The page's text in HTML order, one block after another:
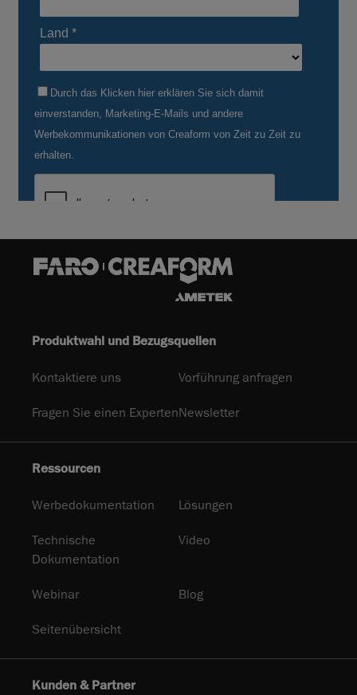
Produktwahl und Bezugsquellen
Kontaktiere uns Vorführung anfragen
Fragen Sie einen ExpertenNewsletter
Ressourcen
Werbedokumentation Lösungen
Technische
Dokumentation
Video
Webinar Blog
Seitenübersicht
Kunden & Partner